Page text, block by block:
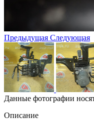
Предыдущая Следующая
Данные фотографии
Описание